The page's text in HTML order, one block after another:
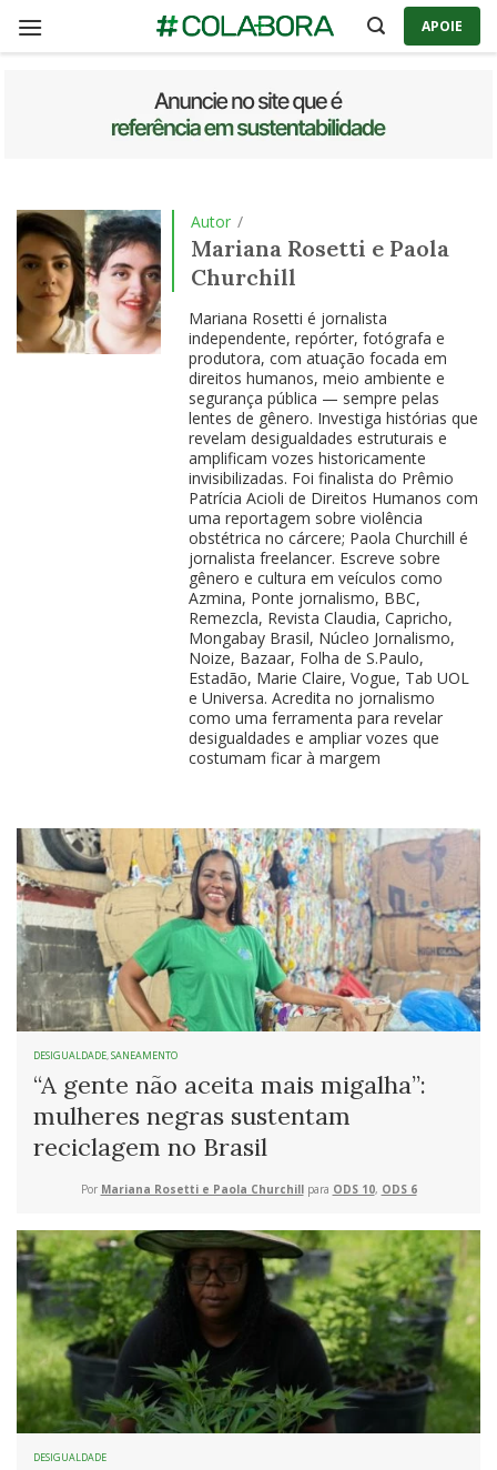
APOIE
Autor /
Mariana Rosetti e Paola
Churchill
Mariana Rosetti é jornalista
independente, repórter, fotógrafa e
produtora, com atuação focada em
direitos humanos, meio ambiente e
segurança pública — sempre pelas
lentes de gênero. Investiga histórias que
revelam desigualdades estruturais e
amplificam vozes historicamente
invisibilizadas. Foi finalista do Prêmio
Patrícia Acioli de Direitos Humanos com
uma reportagem sobre violência
obstétrica no cárcere; Paola Churchill é
jornalista freelancer. Escreve sobre
gênero e cultura em veículos como
Azmina, Ponte jornalismo, BBC,
Remezcla, Revista Claudia, Capricho,
Mongabay Brasil, Núcleo Jornalismo,
Noize, Bazaar, Folha de S.Paulo,
Estadão, Marie Claire, Vogue, Tab UOL
e Universa. Acredita no jornalismo
como uma ferramenta para revelar
desigualdades e ampliar vozes que
costumam ficar à margem
DESIGUALDADE,SANEAMENTO
“A gente não aceita mais migalha”:
mulheres negras sustentam
reciclagem no Brasil
Por Mariana Rosetti e Paola Churchillpara ODS 10, ODS 6
DESIGUALDADE